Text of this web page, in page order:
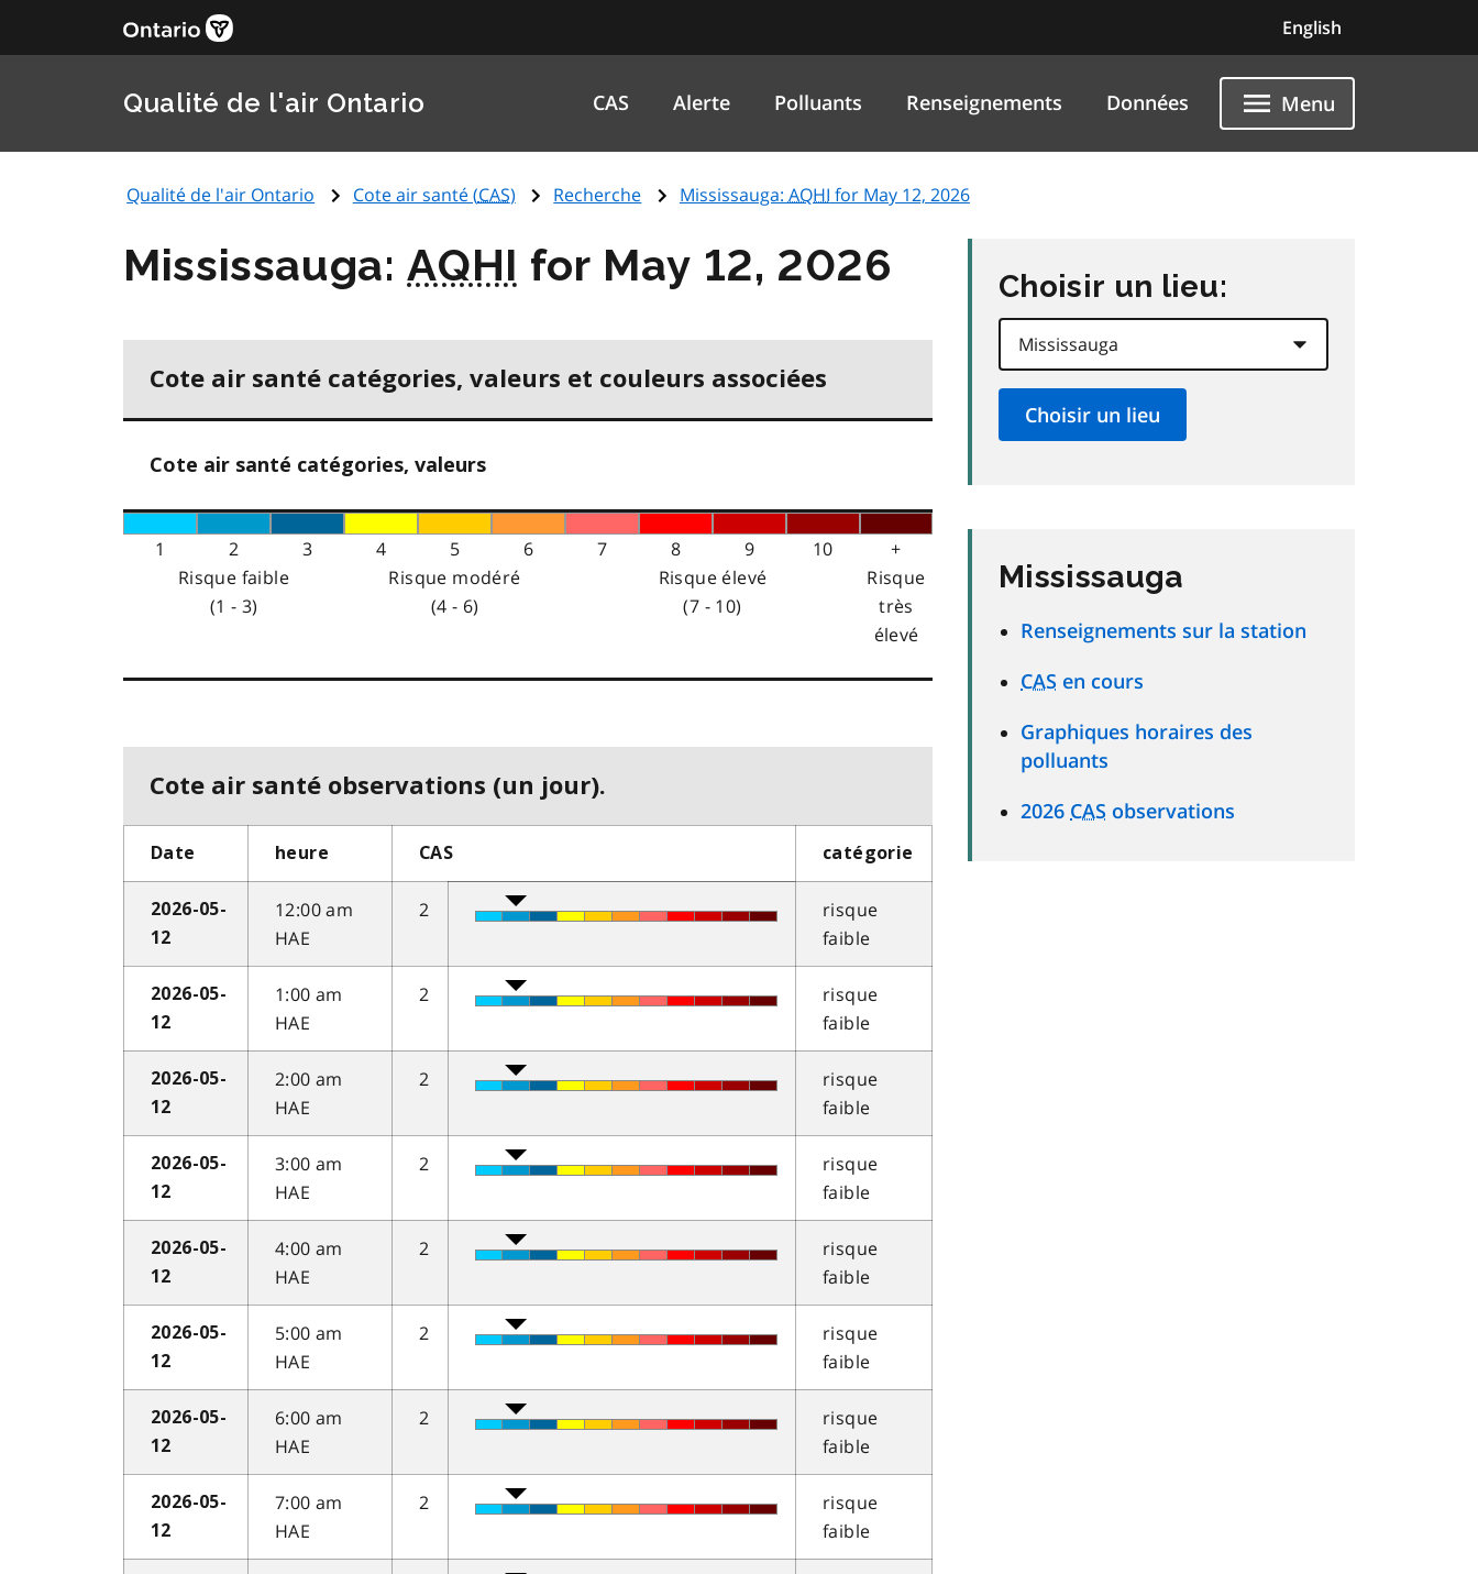
English
Qualité de l'air Ontario CAS Alerte Polluants Renseignements Données Menu
Qualité de l'air Ontario Cote air santé (CAS) Recherche Mississauga: AQHI for May 12, 2026
Mississauga:AQHI for May 12, 2026
Cote air santé catégories, valeurs et couleurs associées
Cote air santé catégories, valeurs
1 2 3 4 5 6 7 8 9 10
+
Risque faible
(1 - 3)
Risque modéré
(4 - 6)
Risque élevé
(7 - 10)
Risque
très
élevé
Cote air santé observations (un jour).
Date heure CAS catégorie
2026-05-
12
12:00 am
HAE
2
risque
faible
2026-05-
12
1:00 am
HAE
2
risque
faible
2026-05-
12
2:00 am
HAE
2
risque
faible
2026-05-
12
3:00 am
HAE
2
risque
faible
2026-05-
12
4:00 am
HAE
2
risque
faible
2026-05-
12
5:00 am
HAE
2
risque
faible
2026-05-
12
6:00 am
HAE
2
risque
faible
2026-05-
12
7:00 am
HAE
2
risque
faible
Choisir un lieu:
Mississauga
Renseignements sur la station
CAS en cours
Graphiques horaires des
polluants
2026 CAS observations